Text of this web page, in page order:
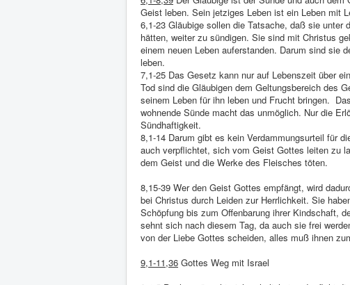
Geist leben. Sein jetziges Leben ist ein Leben mit
6,1-23 Gläubige sollen die Tatsache, daß sie
hätten, weiter zu sündigen. Sie sind mit Christus
einem neuen Leben auferstanden. Darum sind sie
leben.
7,1-25 Das Gesetz kann nur auf Lebenszeit über
Tod sind die Gläubigen dem Geltungsbereich des
seinem Leben für ihn leben und Frucht bringen.
wohnende Sünde macht das unmöglich. Nur die
Sündhaftigkeit.
8,1-14 Darum gibt es kein Verdammungsurteil für
auch verpflichtet, sich vom Geist Gottes leiten zu
dem Geist und die Werke des Fleisches töten.
8,15-39 Wer den Geist Gottes empfängt, wird
bei Christus durch Leiden zur Herrlichkeit. Sie
Schöpfung bis zum Offenbarung ihrer Kindschaft,
sehnt sich nach diesem Tag, da auch sie frei
von der Liebe Gottes scheiden, alles muß ihnen
9,1-11,36 Gottes Weg mit Israel